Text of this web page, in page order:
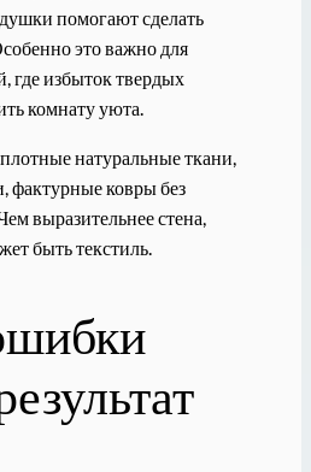
помогают сделать
это важно для
где избыток твердых
комнату уюта.
натуральные ткани,
фактурные ковры без
выразительнее стена,
быть текстиль.